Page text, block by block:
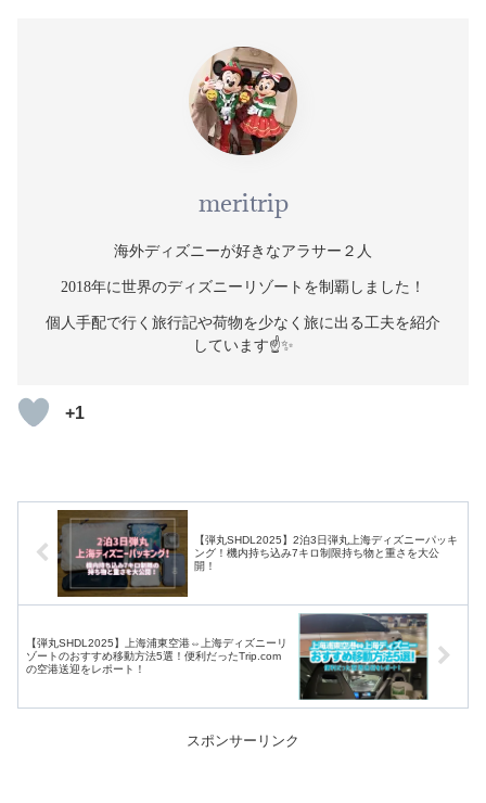
meritrip
海外ディズニーが好きなアラサー２人
2018年に世界のディズニーリゾートを制覇しました！
個人手配で行く旅行記や荷物を少なく旅に出る工夫を紹介
しています☝️✨
+1
【弾丸SHDL2025】2泊3日弾丸上海ディズニーパッキ
ング！機内持ち込み7キロ制限持ち物と重さを大公
開！
【弾丸SHDL2025】上海浦東空港⇔上海ディズニーリ
ゾートのおすすめ移動方法5選！便利だったTrip.com
の空港送迎をレポート！
スポンサーリンク